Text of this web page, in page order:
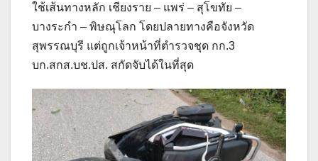
ใช้เส้นทางหลัก เชียงราย – แพร่ – สุโขทัย –
บางระกำ – พิษณุโลก โดยปลายทางคือจังหวัด
สุพรรณบุรี แต่ถูกเจ้าหน้าที่ตำรวจชุด กก.3
บก.สกส.บช.ปส. สกัดจับได้ในที่สุด